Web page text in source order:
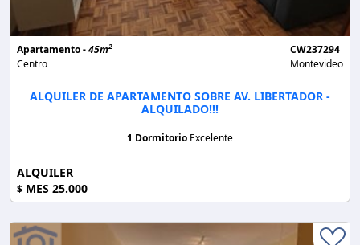
Apartamento -45m2
Centro
CW237294
Montevideo
ALQUILER DE APARTAMENTO SOBRE AV. LIBERTADOR -
ALQUILADO!!!
1 Dormitorio Excelente
ALQUILER
$ MES 25.000